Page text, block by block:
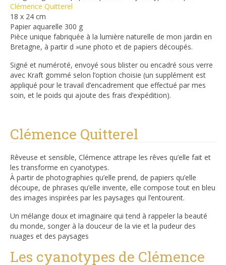
Clémence Quitterel
18 x 24 cm
Papier aquarelle 300 g
Pièce unique fabriquée à la lumière naturelle de mon jardin en
Bretagne, à partir d »une photo et de papiers découpés.
Signé et numéroté, envoyé sous blister ou encadré sous verre
avec Kraft gommé selon l’option choisie (un supplément est
appliqué pour le travail d’encadrement que effectué par mes
soin, et le poids qui ajoute des frais d’expédition).
Clémence Quitterel
Rêveuse et sensible, Clémence attrape les rêves qu’elle fait et
les transforme en cyanotypes.
À partir de photographies qu’elle prend, de papiers qu’elle
découpe, de phrases qu’elle invente, elle compose tout en bleu
des images inspirées par les paysages qui l’entourent.
Un mélange doux et imaginaire qui tend à rappeler la beauté
du monde, songer à la douceur de la vie et la pudeur des
nuages et des paysages
Les cyanotypes de Clémence